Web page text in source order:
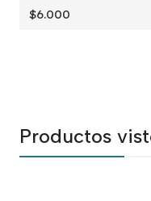
$6.000
Productos